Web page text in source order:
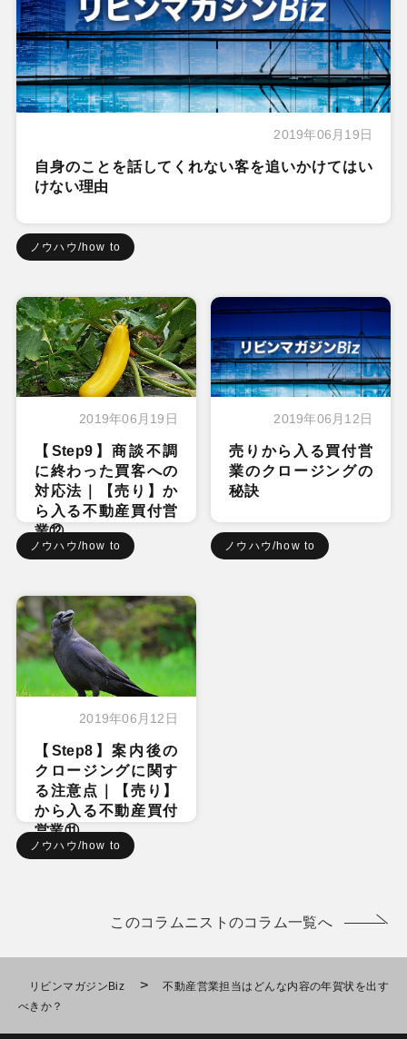
2019年06月19日
自身のことを話してくれない客を追いかけてはい
けない理由
ノウハウ/how to
2019年06月19日
【Step9】商談不調
に終わった買客への
対応法｜【売り】か
ら入る不動産買付営
業⑫
ノウハウ/how to
2019年06月12日
売りから入る買付営
業のクロージングの
秘訣
ノウハウ/how to
2019年06月12日
【Step8】案内後の
クロージングに関す
る注意点｜【売り】
から入る不動産買付
営業⑪
ノウハウ/how to
このコラムニストのコラム一覧へ
リビンマガジンBiz >
不動産営業担当はどんな内容の年賀状を出す
べきか？